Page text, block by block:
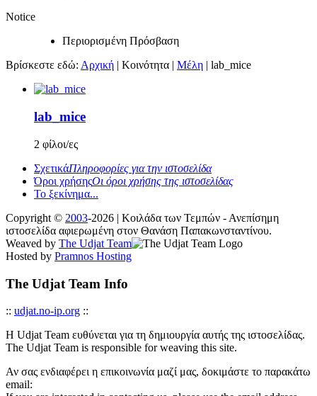
Notice
Περιορισμένη Πρόσβαση
Βρίσκεστε εδώ: Αρχική | Κοινότητα | Μέλη | lab_mice
lab_mice
2 φίλοι/ες
ΣχετικάΠληροφορίες για την ιστοσελίδα
Όροι χρήσηςΟι όροι χρήσης της ιστοσελίδας
Το ξεκίνημα...
Copyright © 2003-2026 | Κοιλάδα των Τεμπών - Ανεπίσημη
ιστοσελίδα αφιερωμένη στον Θανάση Παπακωνσταντίνου.
Weaved by The Udjat Team
Hosted by Pramnos Hosting
The Udjat Team Info
:: udjat.no-ip.org ::
Η Udjat Team ευθύνεται για τη δημιουργία αυτής της ιστοσελίδας.
The Udjat Team is responsible for weaving this site.
Αν σας ενδιαφέρει η επικοινωνία μαζί μας, δοκιμάστε το παρακάτω
email: